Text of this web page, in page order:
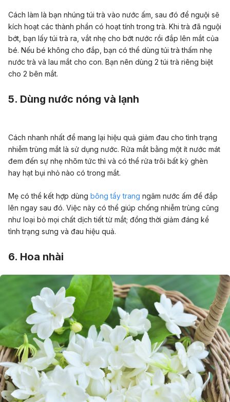
Cách làm là bạn nhúng túi trà vào nước ấm, sau đó để nguội sẽ
kích hoạt các thành phần có hoạt tính trong trà. Khi trà đã nguội
bớt, bạn lấy túi trà ra, vắt nhẹ cho bớt nước rồi đắp lên mắt của
bé. Nếu bé không cho đắp, bạn có thể dùng túi trà thấm nhẹ
nước trà và lau mắt cho con. Bạn nên dùng 2 túi trà riêng biệt
cho 2 bên mắt.
5. Dùng nước nóng và lạnh
Cách nhanh nhất để mang lại hiệu quả giảm đau cho tình trạng
nhiễm trùng mắt là sử dụng nước. Rửa mắt bằng một ít nước mát
đem đến sự nhẹ nhõm tức thì và có thể rửa trôi bất kỳ ghèn
hay hạt bụi nhỏ nào có trong mắt.
Mẹ có thể kết hợp dùng bông tẩy trang ngâm nước ấm để đắp
lên ngay sau đó. Việc này có thể giúp chống nhiễm trùng cũng
như loại bỏ mọi chất dịch tiết từ mắt; đồng thời giảm đáng kể
tình trạng sưng và đau hiệu quả.
6. Hoa nhài